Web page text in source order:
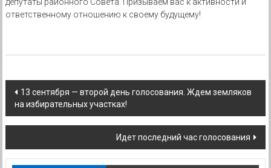
ответственному отношению к своему будущему!
Навигация
по
13 сентября — второй день голосования. Ждем земляков
на избирательных участках!
Идет последний час голосования